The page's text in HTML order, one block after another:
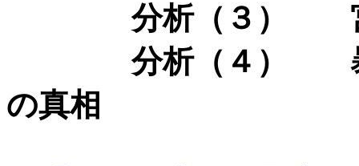
分析（３） 宮
分析（４） 暴行
の真相